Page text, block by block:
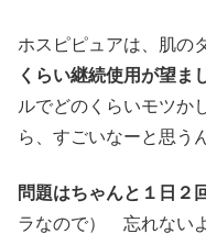
ホスピピュアは、肌の
くらい継続使用が望ま
ルでどのくらいモツ
ら、すごいなーと思う
問題はちゃんと１日２
ラなので） 忘れない